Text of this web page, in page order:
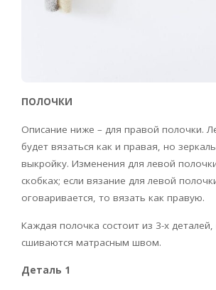
ПОЛОЧКИ
Описание ниже – для правой полочки.
будет вязаться как и правая, но
выкройку. Изменения для левой
скобках; если вязание для левой
оговаривается, то вязать как правую.
Каждая полочка состоит из 3-х
сшиваются матрасным швом.
Деталь 1